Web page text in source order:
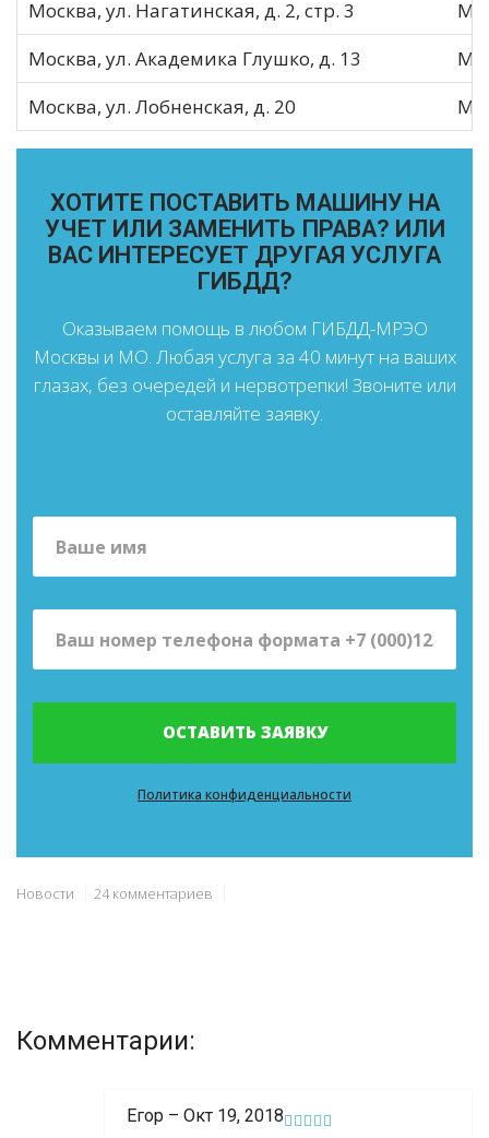
Москва, ул. Нагатинская, д. 2, стр. 3
МО
Москва, ул. Академика Глушко, д. 13
МО
Москва, ул. Лобненская, д. 20
МО
ХОТИТЕ ПОСТАВИТЬ МАШИНУ НА
УЧЕТ ИЛИ ЗАМЕНИТЬ ПРАВА? ИЛИ
ВАС ИНТЕРЕСУЕТ ДРУГАЯ УСЛУГА
ГИБДД?
Оказываем помощь в любом ГИБДД-МРЭО
Москвы и МО. Любая услуга за 40 минут на ваших
глазах, без очередей и нервотрепки! Звоните или
оставляйте заявку.
ОСТАВИТЬ ЗАЯВКУ
Политика конфиденциальности
Новости 24 комментариев
Комментарии:
Егор – Окт 19, 2018